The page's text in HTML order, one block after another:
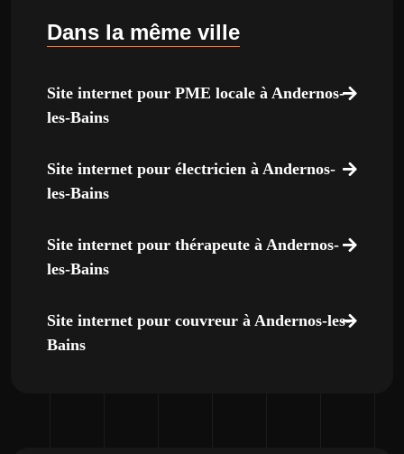
Dans la même ville
Site internet pour PME locale à Andernos-
les-Bains
Site internet pour électricien à Andernos-
les-Bains
Site internet pour thérapeute à Andernos-
les-Bains
Site internet pour couvreur à Andernos-les-
Bains